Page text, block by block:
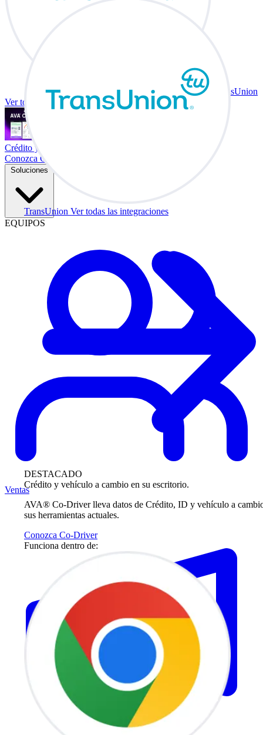
TransUnion Ver todas las integraciones
DESTACADO
Crédito y vehículo a cambio en su escritorio.
AVA® Co-Driver lleva datos de Crédito, ID y vehículo a
sus herramientas actuales.
Conozca Co-Driver
Funciona dentro de:
TransUnion
Ver todas las integraciones
Crédito y vehículo a cambio en su escritorio.
Conozca Co-Driver
Soluciones
EQUIPOS
Ventas